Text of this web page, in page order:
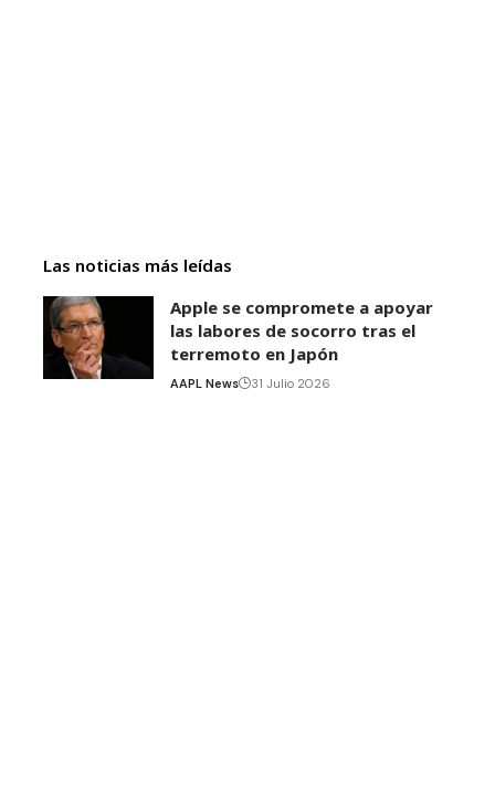
Las noticias más leídas
Apple se compromete a apoyar
las labores de socorro tras el
terremoto en Japón
AAPL News 31 Julio 2026